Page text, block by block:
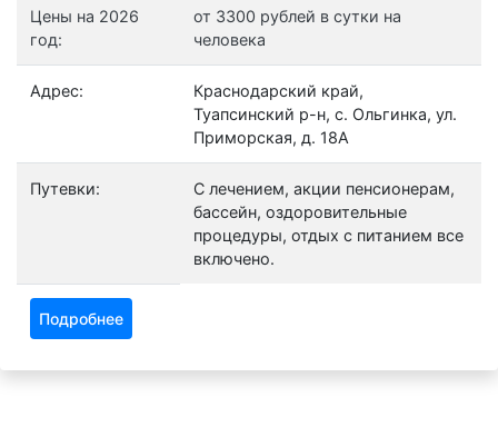
Цены на 2026
год:
от 3300 рублей в сутки на
человека
Адрес:
Краснодарский край,
Туапсинский р-н, с. Ольгинка, ул.
Приморская, д. 18А
Путевки:
С лечением, акции пенсионерам,
бассейн, оздоровительные
процедуры, отдых с питанием все
включено.
Подробнее